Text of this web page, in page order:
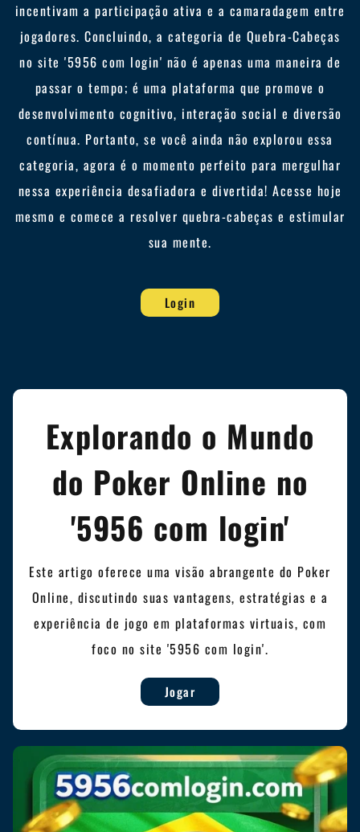
incentivam a participação ativa e a camaradagem entre
jogadores. Concluindo, a categoria de Quebra-Cabeças
no site '5956 com login' não é apenas uma maneira de
passar o tempo; é uma plataforma que promove o
desenvolvimento cognitivo, interação social e diversão
contínua. Portanto, se você ainda não explorou essa
categoria, agora é o momento perfeito para mergulhar
nessa experiência desafiadora e divertida! Acesse hoje
mesmo e comece a resolver quebra-cabeças e estimular
sua mente.
Login
Explorando o Mundo
do Poker Online no
'5956 com login'
Este artigo oferece uma visão abrangente do Poker
Online, discutindo suas vantagens, estratégias e a
experiência de jogo em plataformas virtuais, com
foco no site '5956 com login'.
Jogar